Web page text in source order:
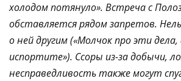
холодом потянуло». Встреча с
обставляется рядом запретов.
о ней другим («Молчок про эти
испортите»). Ссоры из-за добычи,
несправедливость также могут